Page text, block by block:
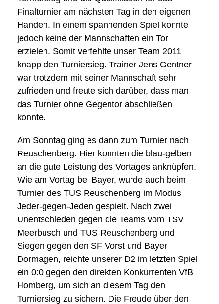
Finalturnier am nächsten Tag in den eigenen
Händen. In einem spannenden Spiel konnte
jedoch keine der Mannschaften ein Tor
erzielen. Somit verfehlte unser Team 2011
knapp den Turniersieg. Trainer Jens Gentner
war trotzdem mit seiner Mannschaft sehr
zufrieden und freute sich darüber, dass man
das Turnier ohne Gegentor abschließen
konnte.
Am Sonntag ging es dann zum Turnier nach
Reuschenberg. Hier konnten die blau-gelben
an die gute Leistung des Vortages anknüpfen.
Wie am Vortag bei Bayer, wurde auch beim
Turnier des TUS Reuschenberg im Modus
Jeder-gegen-Jeden gespielt. Nach zwei
Unentschieden gegen die Teams vom TSV
Meerbusch und TUS Reuschenberg und
Siegen gegen den SF Vorst und Bayer
Dormagen, reichte unserer D2 im letzten Spiel
ein 0:0 gegen den direkten Konkurrenten VfB
Homberg, um sich an diesem Tag den
Turniersieg zu sichern. Die Freude über den